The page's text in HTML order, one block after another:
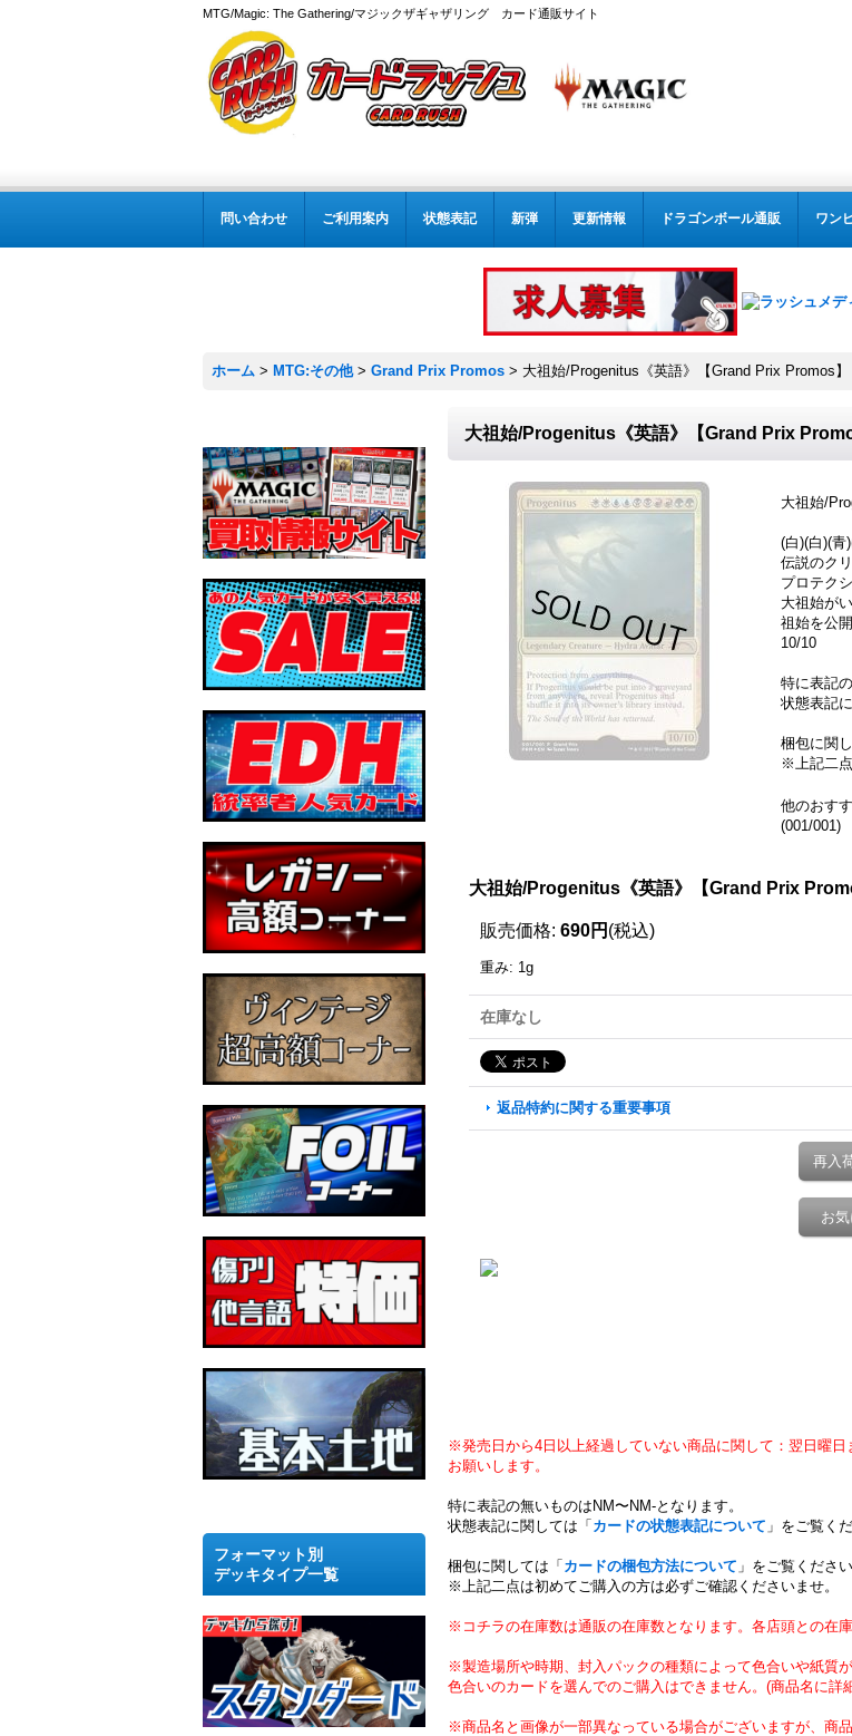
MTG/Magic: The Gathering/マジックザギャザリング カード通販サイト
問い合わせ ご利用案内 状態表記 新弾 更新情報 ドラゴンボール通販 ワン
ホーム > MTG:その他 > Grand Prix Promos > 大祖始/Progenitus《英語》【Grand Prix Promos】
フォーマット別
デッキタイプ一覧
大祖始/Progenitus《英語》【Grand Prix
大祖始/
(白)(白)(青
伝説のク
プロテク
大祖始が
祖始を公
10/10
特に表記
状態表記
梱包に関
※上記二
他のおす
(001/001)
大祖始/Progenitus《英語》【Grand Prix
販売価格: 690円 (税込)
重み: 1g
在庫なし
返品特約に関する重要事項
再入
お
※発売日から4日以上経過していない商品に関して：翌日曜
お願いします。
特に表記の無いものはNM〜NM-となります。
状態表記に関しては「 カードの状態表記について 」をご覧く
梱包に関しては「 カードの梱包方法について 」をご覧ください
※上記二点は初めてご購入の方は必ずご確認くださいませ。
※コチラの在庫数は通販の在庫数となります。各店頭との在庫
※製造場所や時期、封入パックの種類によって色合いや紙質
色合いのカードを選んでのご購入はできません。(商品名に詳
※商品名と画像が一部異なっている場合がございますが、商